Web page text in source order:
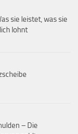
sie leistet, was sie
lohnt
– Die